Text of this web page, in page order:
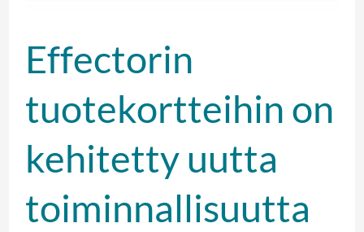
Effectorin
tuotekortteihin on
kehitetty uutta
toiminnallisuutta